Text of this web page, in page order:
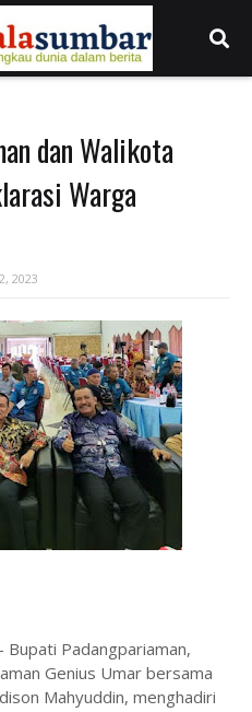
dan Walikota
Warga
2023
Bupati Padangpariaman,
Genius Umar bersama
Mahyuddin, menghadiri